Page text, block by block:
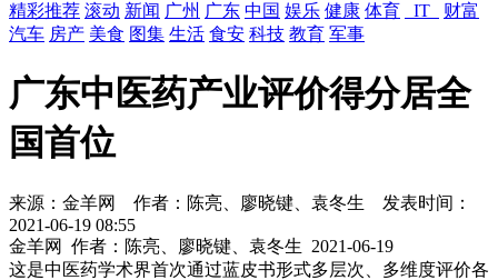
精彩推荐 滚动 新闻 广州 广东 中国 娱乐 健康 体育 IT
财富
汽车 房产 美食 图集 生活 食安 科技 教育 军事
​广东中医药产业评价得分居全
国首位
来源：金羊网 作者：陈亮、廖晓键、袁冬生
发表时间：
2021-06-19 08:55
金羊网
作者：陈亮、廖晓键、袁冬生 2021-06-19
这是中医药学术界首次通过蓝皮书形式多层次、多维度评价各